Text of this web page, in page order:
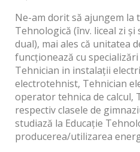
Ne-am dorit să ajungem la
Tehnologică (înv. liceal zi
dual), mai ales că unitatea
funcționează cu
Tehnician in instalații
electrotehnist, Tehnician
operator tehnica de calcul,
respectiv clasele de
studiază la Educație
producerea/utilizarea